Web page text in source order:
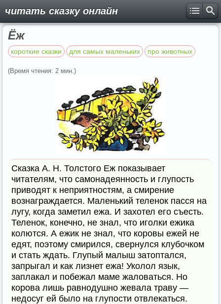
читать сказку онлайн
Ёж
короткие сказки для самых маленьких про животных
(Время чтения: 2 мин.)
Сказка А. Н. Толстого Еж показывает
читателям, что самонадеянность и глупость
приводят к неприятностям, а смирение
вознаграждается. Маленький теленок пасся на
лугу, когда заметил ежа. И захотел его съесть.
Теленок, конечно, не знал, что иголки ежика
колются. А ежик не знал, что коровы ежей не
едят, поэтому смирился, свернулся клубочком
и стать ждать. Глупый малыш затоптался,
запрыгал и как лизнет ежа! Уколол язык,
заплакал и побежал маме жаловаться. Но
корова лишь равнодушно жевала траву —
недосуг ей было на глупости отвлекаться.